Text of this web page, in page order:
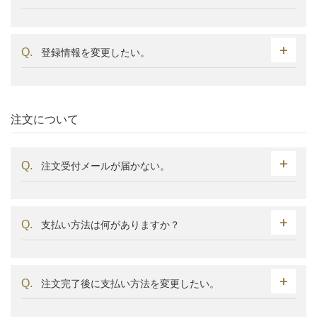
登録情報を変更したい。
注文について
注文受付メールが届かない。
支払い方法は何がありますか？
注文完了後に支払い方法を変更したい。